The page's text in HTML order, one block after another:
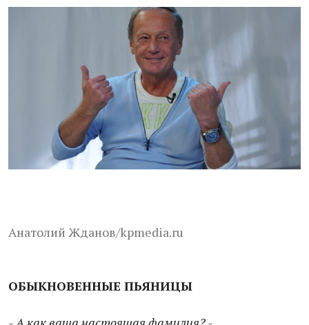
Анатолий Жданов/kpmedia.ru
ОБЫКНОВЕННЫЕ ПЬЯНИЦЫ